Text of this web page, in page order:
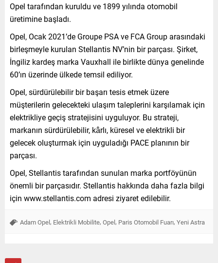
Opel tarafından kuruldu ve 1899 yılında otomobil
üretimine başladı.
Opel, Ocak 2021’de Groupe PSA ve FCA Group arasındaki
birleşmeyle kurulan Stellantis NV’nin bir parçası. Şirket,
İngiliz kardeş marka Vauxhall ile birlikte dünya genelinde
60’ın üzerinde ülkede temsil ediliyor.
Opel, sürdürülebilir bir başarı tesis etmek üzere
müşterilerin gelecekteki ulaşım taleplerini karşılamak için
elektrikliye geçiş stratejisini uyguluyor. Bu strateji,
markanın sürdürülebilir, kârlı, küresel ve elektrikli bir
gelecek oluşturmak için uyguladığı PACE planının bir
parçası.
Opel, Stellantis tarafından sunulan marka portföyünün
önemli bir parçasıdır. Stellantis hakkında daha fazla bilgi
için www.stellantis.com adresi ziyaret edilebilir.
Adam Opel, Elektrikli Mobilite, Opel, Paris Otomobil Fuarı, Yeni Astra